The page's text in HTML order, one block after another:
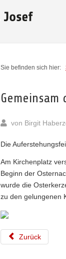
Sie befinden sich hier:
von Birgit
Die
Am Kirchenplatz
Beginn der
wurde die
zu den gelungenen
Zurück